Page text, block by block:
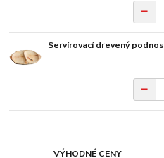
Servírovací drevený podnos
VÝHODNÉ CENY